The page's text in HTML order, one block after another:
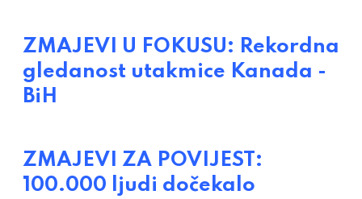
ZMAJEVI U FOKUSU: Rekordna
gledanost utakmice Kanada -
BiH
ZMAJEVI ZA POVIJEST:
100.000 ljudi dočekalo